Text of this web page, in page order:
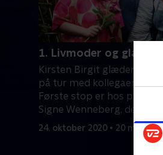
1. Livmoder og glade
Kirsten Birgit glæder sig til
på tur med kollegaen
Første stop er hos
Signe Wenneberg, der også
alkoholproducent.
24. oktober 2020 • 20 min